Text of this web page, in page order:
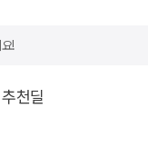
!
추천딜